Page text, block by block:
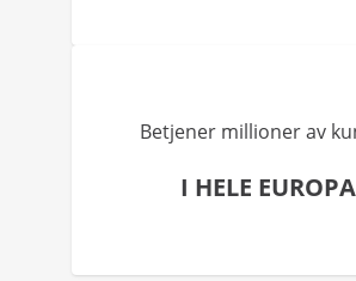
Betjener millioner av
I HELE EUROPA